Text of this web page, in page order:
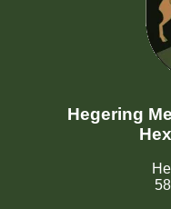
Hegering